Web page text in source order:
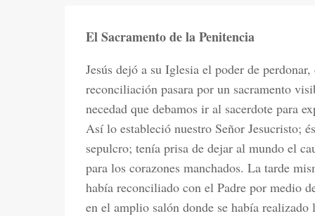
El Sacramento de la Penitencia
Jesús dejó a su Iglesia el poder de
reconciliación pasara por un sacramento
necedad que debamos ir al sacerdote para
Así lo estableció nuestro Señor Jesucristo;
sepulcro; tenía prisa de dejar al mundo el
para los corazones manchados. La tarde
había reconciliado con el Padre por medio
en el amplio salón donde se había